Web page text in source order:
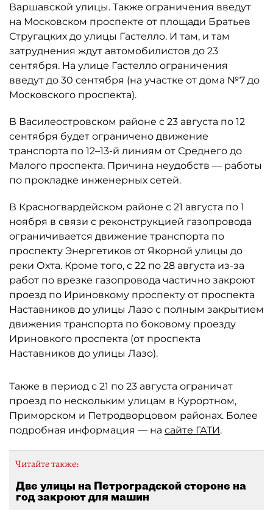
Варшавской улицы. Также ограничения введут
на Московском проспекте от площади Братьев
Стругацких до улицы Гастелло. И там, и там
затруднения ждут автомобилистов до 23
сентября. На улице Гастелло ограничения
введут до 30 сентября (на участке от дома №7 до
Московского проспекта).
В Василеостровском районе с 23 августа по 12
сентября будет ограничено движение
транспорта по 12–13-й линиям от Среднего до
Малого проспекта. Причина неудобств — работы
по прокладке инженерных сетей.
В Красногвардейском районе с 21 августа по 1
ноября в связи с реконструкцией газопровода
ограничивается движение транспорта по
проспекту Энергетиков от Якорной улицы до
реки Охта. Кроме того, с 22 по 28 августа из-за
работ по врезке газопровода частично закроют
проезд по Ириновкому проспекту от проспекта
Наставников до улицы Лазо с полным закрытием
движения транспорта по боковому проезду
Ириновкого проспекта (от проспекта
Наставников до улицы Лазо).
Также в период с 21 по 23 августа ограничат
проезд по нескольким улицам в Курортном,
Приморском и Петродворцовом районах. Более
подробная информация — на сайте ГАТИ.
Читайте также:
Две улицы на Петроградской стороне на
год закроют для машин